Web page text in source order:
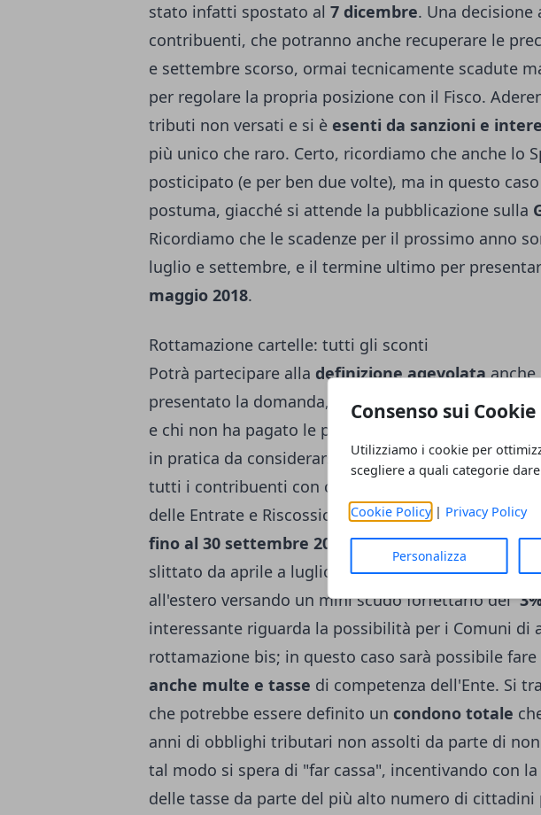
Consenso sui Cookie
Utilizziamo i cookie per
scegliere a quali categorie
Cookie Policy| Privacy Policy
Personalizza
stato infatti spostato al 7 dicembre. Una decisione
contribuenti, che potranno anche recuperare le
e settembre scorso, ormai tecnicamente scadute
per regolare la propria posizione con il Fisco.
tributi non versati e si è esenti da sanzioni e
più unico che raro. Certo, ricordiamo che anche lo
posticipato (e per ben due volte), ma in questo
postuma, giacché si attende la pubblicazione sulla
Ricordiamo che le scadenze per il prossimo anno
luglio e settembre, e il termine ultimo per
maggio 2018.
Rottamazione cartelle: tutti gli sconti
Potrà partecipare alla definizione agevolataanche
presentato la domanda, chi non è stato compreso
e chi non ha pagato le precedenti cartelle entro i
in pratica da considerarsi potenziali beneficiari
tutti i contribuenti con cartelle affidate ad Equitalia
delle Entrate e Riscossione che si riferiscono al
fino al 30 settembre 2017 . Il primo pagamento
slittato da aprile a luglio, e ifrontalieripotranno
all'estero versando un mini scudo forfettario del
interessante riguarda la possibilità per i Comuni di
rottamazione bis; in questo caso sarà possibile
anche multe e tasse di competenza dell'Ente. Si
che potrebbe essere definito un condono totale
anni di obblighi tributari non assolti da parte di
tal modo si spera di "far cassa", incentivando con
delle tasse da parte del più alto numero di cittadini